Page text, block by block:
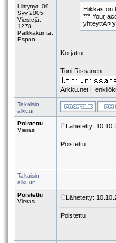
Liittynyt: 09
Syy 2005
Viestejä:
1278
Paikkakunta:
Espoo
Elikkäs on
*** Your
yhteyttÃ¤
Korjattu
Toni Rissanen
Arkku.net
Takaisin
alkuun
Poistettu
Vieras
Lähetetty:
Poistettu
Takaisin
alkuun
Poistettu
Vieras
Lähetetty:
Poistettu